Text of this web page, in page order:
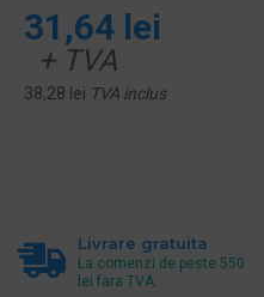
31,64 lei
+ TVA
38,28 lei TVA inclus
Livrare gratuita
La comenzi de peste 550
lei fara TVA.